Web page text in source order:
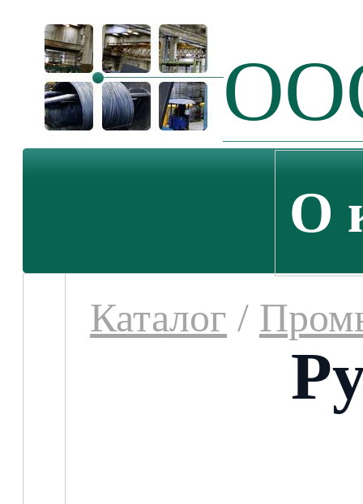
О
Каталог /